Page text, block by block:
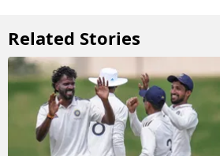
Related Stories